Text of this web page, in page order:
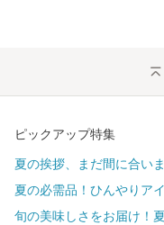
ピックアップ特集
夏の挨拶、まだ間に合いま
夏の必需品！ひんやりア
旬の美味しさをお届け！